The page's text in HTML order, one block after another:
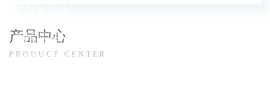
产品中心
PRODUCT CENTER
为客户提供印刷、复合、分切、制袋等综合包装解决方案
为客户提供设计、建模、技术支持、量产等中空成型综合包装解
决方案